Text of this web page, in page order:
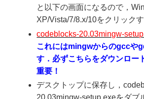
と以下の画面になるので，
XP/Vista/7/8.x/10をクリックす
codeblocks-20.03mingw-
これにはmingwからのgccや
す．必ずこちらをダウンロー
重要！
デスクトップに保存し，
20.03mingw-setup.exeをダブ